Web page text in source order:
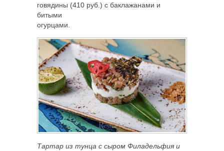
говядины (410 руб.) с баклажанами и
битыми
огурцами.
Тартар из тунца с сыром Филадельфия и